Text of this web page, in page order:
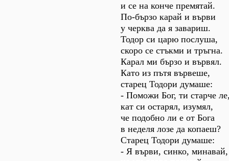
и се на конче премятай.
По-бързо карай и върви
у черква да я завариш.
Тодор си царю послуша,
скоро се стъкми и тръгна.
Карал ми бързо и вървял.
Като из пътя вървеше,
старец Тодори думаше:
- Поможи Бог, ти старче
кат си остарял, изумял,
че подобно ли е от Бога
в неделя лозе да копаеш?
Старец Тодори думаше:
- Я върви, синко, минавай,